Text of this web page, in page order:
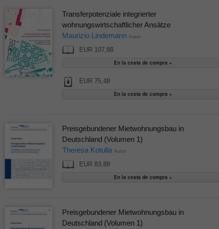
Transferpotenziale integrierter
wohnungswirtschaftlicher Ansätze
Maurizio Lindemann Autor
EUR 107,88
EUR 75,48
Preisgebundener Mietwohnungsbau in
Deutschland (Volumen 1)
Theresa Kotulla Autor
EUR 83,88
Preisgebundener Mietwohnungsbau in
Deutschland (Volumen 1)